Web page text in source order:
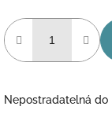
cena:
Nepostradatelná do